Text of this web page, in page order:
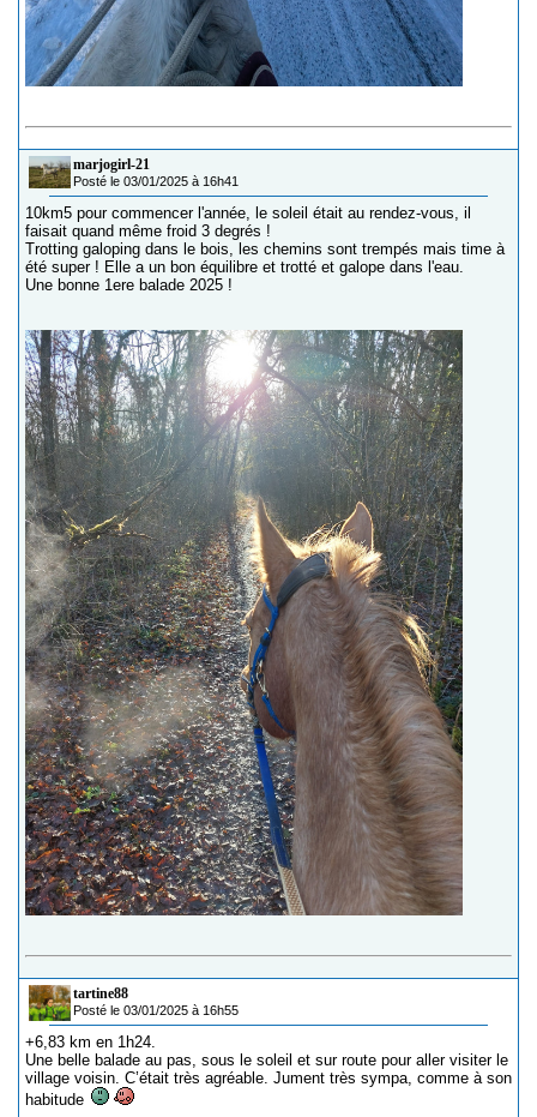
marjogirl-21
Posté le 03/01/2025 à 16h41
10km5 pour commencer l'année, le soleil était au rendez-vous, il
faisait quand même froid 3 degrés !
Trotting galoping dans le bois, les chemins sont trempés mais time à
été super ! Elle a un bon équilibre et trotté et galope dans l'eau.
Une bonne 1ere balade 2025 !
tartine88
Posté le 03/01/2025 à 16h55
+6,83 km en 1h24.
Une belle balade au pas, sous le soleil et sur route pour aller visiter le
village voisin. C’était très agréable. Jument très sympa, comme à son
habitude